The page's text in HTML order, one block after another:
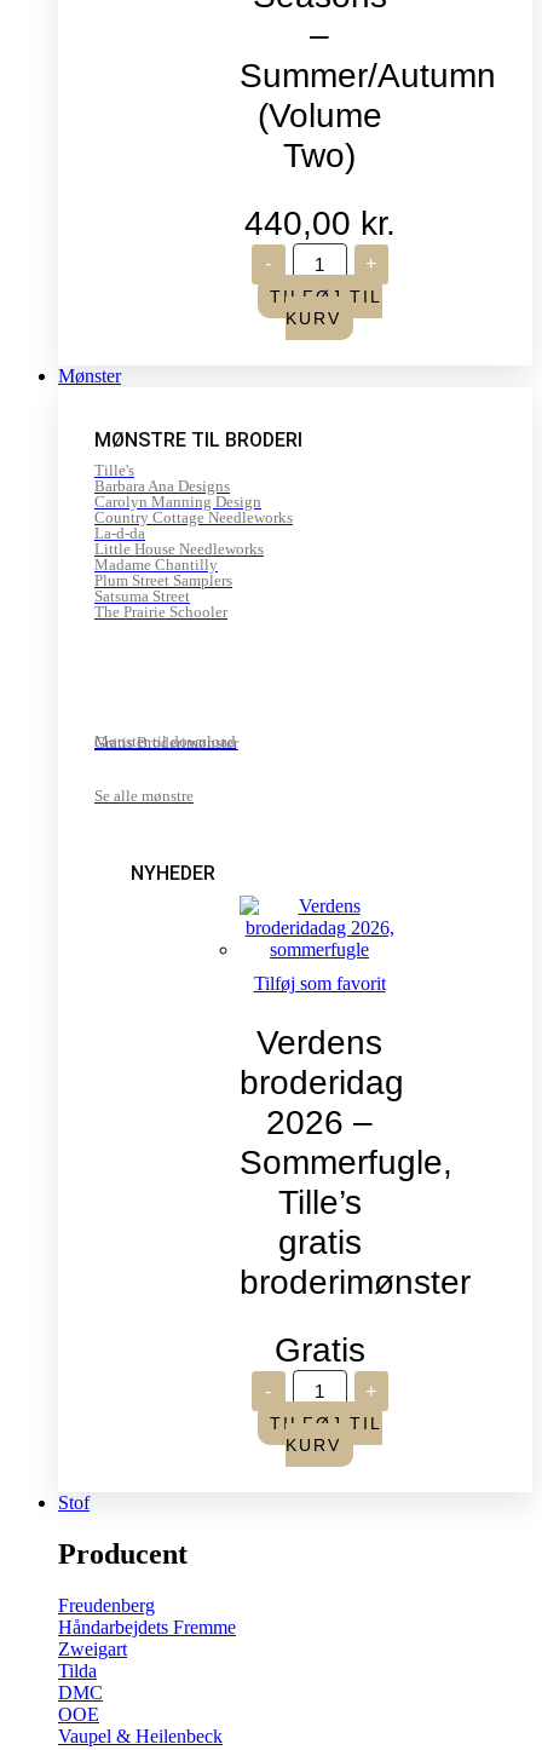
–
Summer/Autumn
(Volume
Two)
440,00 kr.
-
Life
in
Seasons
-
Summer/Autumn
+
TILFØJ TIL
KURV
Mønster
MØNSTRE TIL BRODERI
Tille's
Barbara Ana Designs
Carolyn Manning Design
Country Cottage Needleworks
La-d-da
Little House Needleworks
Madame Chantilly
Plum Street Samplers
Satsuma Street
The Prairie Schooler
Mønster til download
Gratis Broderimønster
Se alle mønstre
NYHEDER
Tilføj som favorit
Verdens
broderidag
2026 –
Sommerfugle,
Tille’s
gratis
broderimønster
Gratis
-
Verdens
broderidag
2026
-
Sommerfugle,
+
TILFØJ TIL
KURV
Stof
Producent
Freudenberg
Håndarbejdets Fremme
Zweigart
Tilda
DMC
OOE
Vaupel & Heilenbeck